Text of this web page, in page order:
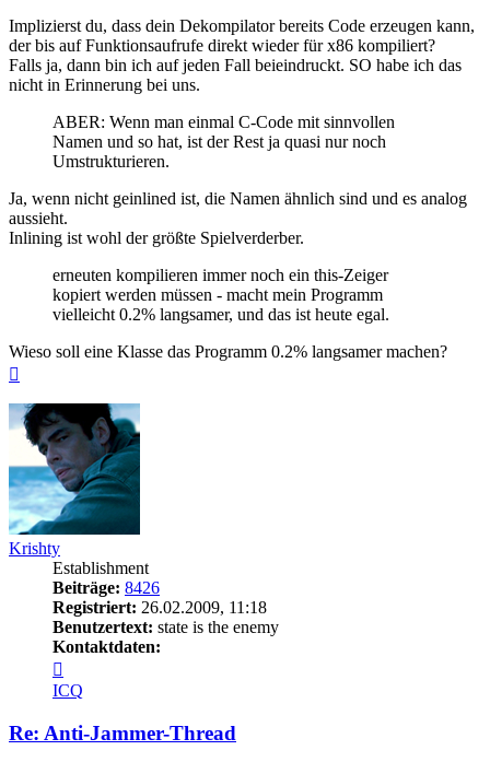
Implizierst du, dass dein Dekompilator bereits Code erzeugen kann,
der bis auf Funktionsaufrufe direkt wieder für x86 kompiliert?
Falls ja, dann bin ich auf jeden Fall beieindruckt. SO habe ich das
nicht in Erinnerung bei uns.
ABER: Wenn man einmal C-Code mit sinnvollen
Namen und so hat, ist der Rest ja quasi nur noch
Umstrukturieren.
Ja, wenn nicht geinlined ist, die Namen ähnlich sind und es analog
aussieht.
Inlining ist wohl der größte Spielverderber.
erneuten kompilieren immer noch ein this-Zeiger
kopiert werden müssen - macht mein Programm
vielleicht 0.2% langsamer, und das ist heute egal.
Wieso soll eine Klasse das Programm 0.2% langsamer machen?
Krishty
Establishment
Beiträge: 8426
Registriert: 26.02.2009, 11:18
Benutzertext: state is the enemy
Kontaktdaten:
von
Krishty
ICQ
Re: Anti-Jammer-Thread